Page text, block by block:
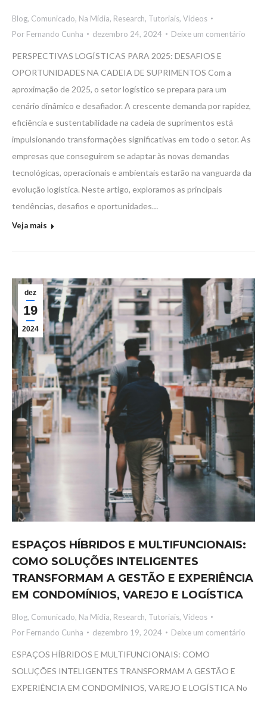
Blog, Comunicado, Na Mídia, Research, Tutoriais, Vídeos
Por Fernando Cunha dezembro 24, 2024 Deixe um comentário
PERSPECTIVAS LOGÍSTICAS PARA 2025: DESAFIOS E
OPORTUNIDADES NA CADEIA DE SUPRIMENTOS Com a
aproximação de 2025, o setor logístico se prepara para um
cenário dinâmico e desafiador. A crescente demanda por rapidez,
eficiência e sustentabilidade na cadeia de suprimentos está
impulsionando transformações significativas em todo o setor. As
empresas que conseguirem se adaptar às novas demandas
tecnológicas, operacionais e ambientais estarão na vanguarda da
evolução logística. Neste artigo, exploramos as principais
tendências, desafios e oportunidades…
Veja mais
dez
19
2024
ESPAÇOS HÍBRIDOS E MULTIFUNCIONAIS:
COMO SOLUÇÕES INTELIGENTES
TRANSFORMAM A GESTÃO E EXPERIÊNCIA
EM CONDOMÍNIOS, VAREJO E LOGÍSTICA
Blog, Comunicado, Na Mídia, Research, Tutoriais, Vídeos
Por Fernando Cunha dezembro 19, 2024 Deixe um comentário
ESPAÇOS HÍBRIDOS E MULTIFUNCIONAIS: COMO
SOLUÇÕES INTELIGENTES TRANSFORMAM A GESTÃO E
EXPERIÊNCIA EM CONDOMÍNIOS, VAREJO E LOGÍSTICA No